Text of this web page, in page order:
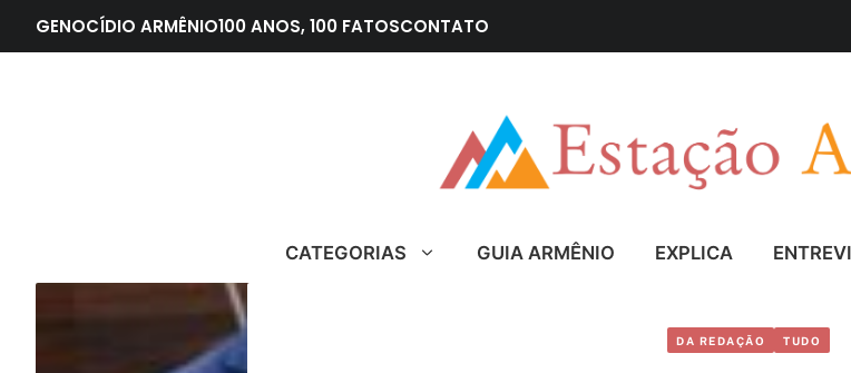
para
GENOCÍDIO ARMÊNIO100 ANOS, 100 FATOSCONTATO
CATEGORIAS GUIA ARMÊNIO EXPLICA
DA REDAÇÃO TUDO